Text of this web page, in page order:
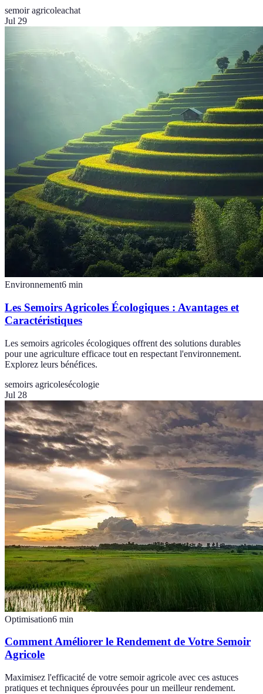
semoir agricoleachat
Jul 29
Environnement6 min
Les Semoirs Agricoles Écologiques : Avantages et
Caractéristiques
Les semoirs agricoles écologiques offrent des solutions durables
pour une agriculture efficace tout en respectant l'environnement.
Explorez leurs bénéfices.
semoirs agricolesécologie
Jul 28
Optimisation6 min
Comment Améliorer le Rendement de Votre Semoir
Agricole
Maximisez l'efficacité de votre semoir agricole avec ces astuces
pratiques et techniques éprouvées pour un meilleur rendement.